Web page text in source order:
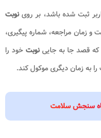
ثبت شده باشد، بر روینوبت
و زمان مراجعه، شماره پیگیری،
قصد جا به جایینوبت خود را
به زمان دیگری موکول کند.
سنجش سلامت